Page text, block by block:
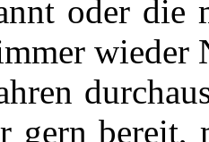
oder die
wieder
gern bereit,